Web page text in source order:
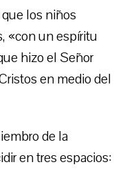
los niños
«con un espíritu
hizo el Señor
en medio del
de la
en tres espacios: